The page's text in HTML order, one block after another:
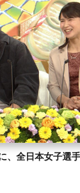
、全日本女子選